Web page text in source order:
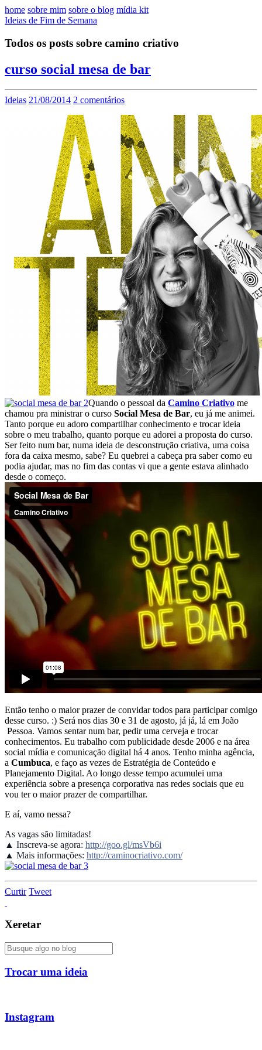
home sobre mim sobre o blog mídia kit
Ideias de Fim de Semana
Todos os posts sobre camino criativo
curso social mesa de bar
Ideias 21/08/2014 2 comentários
Quando o pessoal da Camino Criativo me
chamou pra ministrar o curso Social Mesa de Bar, eu já me animei.
Tanto porque eu adoro compartilhar conhecimento e trocar ideia
sobre o meu trabalho, quanto porque eu adorei a proposta do curso.
Ser feito num bar, numa ideia de desconstrução criativa, uma coisa
fora da caixa mesmo, sabe? Eu quebrei a cabeça pra saber como eu
podia ajudar, mas no fim das contas vi que a gente estava alinhado
desde o começo.
Então tenho o maior prazer de convidar todos para participar comigo
desse curso. :) Será nos dias 30 e 31 de agosto, já já, lá em João
Pessoa. Vamos sentar num bar, pedir uma cerveja e trocar
conhecimentos. Eu trabalho com publicidade desde 2006 e na área
social mídia e comunicação digital há 4 anos. Tenho minha agência,
a Cumbuca, e faço as vezes de Estratégia de Conteúdo e
Planejamento Digital. Ao longo desse tempo acumulei uma
experiência sobre a presença corporativa nas redes sociais que eu
vou ter o maior prazer de compartilhar.
E aí, vamo nessa?
As vagas são limitadas!
▲ Inscreva-se agora: http://goo.gl/msVb6i
▲ Mais informações: http://caminocriativo.com/
Curtir Tweet
Xeretar
Trocar uma ideia
Instagram